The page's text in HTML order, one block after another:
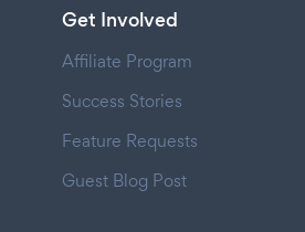
Get Involved
Affiliate Program
Success Stories
Feature Requests
Guest Blog Post